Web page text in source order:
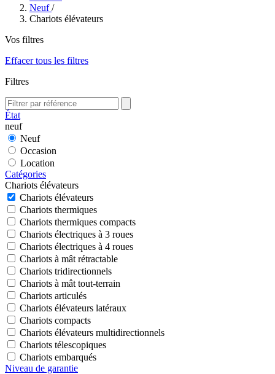
Neuf /
Chariots élévateurs
Vos filtres
Effacer tous les filtres
Filtres
État
neuf
Neuf
Occasion
Location
Catégories
Chariots élévateurs
Chariots élévateurs
Chariots thermiques
Chariots thermiques compacts
Chariots électriques à 3 roues
Chariots électriques à 4 roues
Chariots à mât rétractable
Chariots tridirectionnels
Chariots à mât tout-terrain
Chariots articulés
Chariots élévateurs latéraux
Chariots compacts
Chariots élévateurs multidirectionnels
Chariots télescopiques
Chariots embarqués
Niveau de garantie